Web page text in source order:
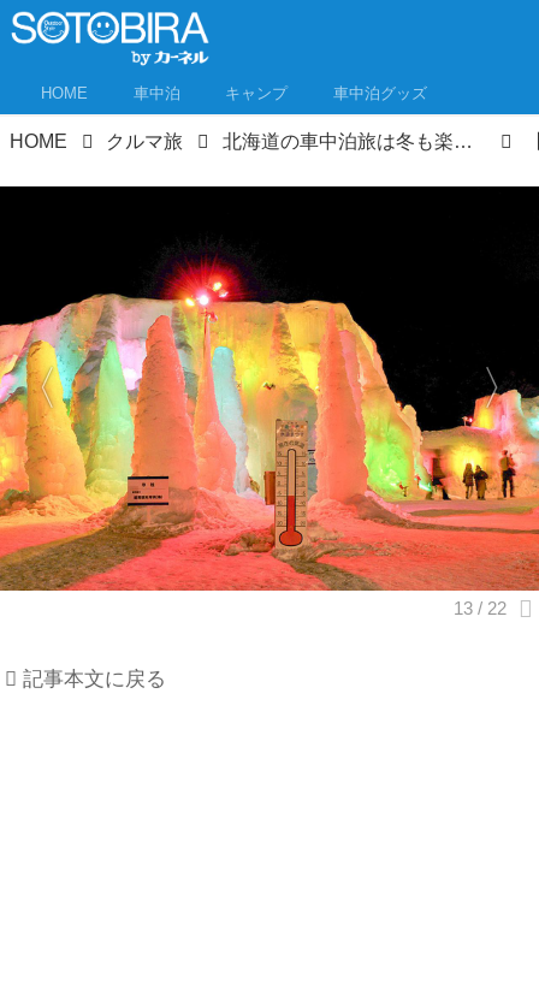
HOME 車中泊 キャンプ 車中泊グッズ
HOME クルマ旅 北海道の車中泊旅は冬も楽しい！札幌の雪まつり・絶景・極寒キャンプ！北海道女子が楽しみ方を教えます！
記事本文に戻る